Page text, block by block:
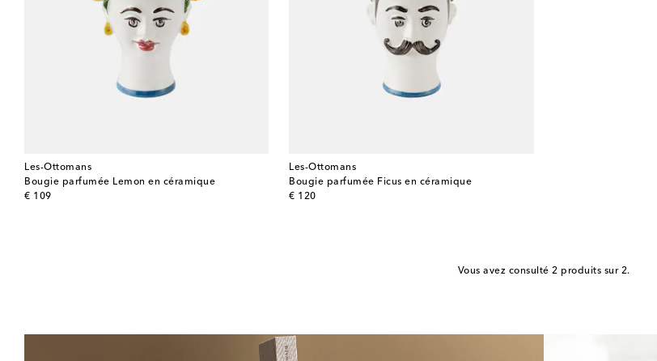
Les-Ottomans
Bougie parfumée Lemon en céramique
€ 109
original price
Les-Ottomans
Bougie parfumée Ficus en céramique
€ 120
original price
Vous avez consulté 2 produits sur 2.